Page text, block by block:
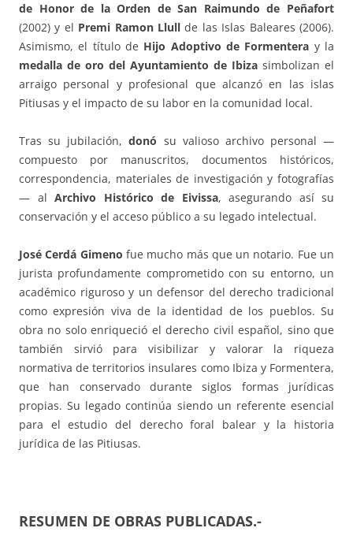
de Honor de la Orden de San Raimundo de Peñafort
(2002) y el Premi Ramon Llull de las Islas Baleares (2006).
Asimismo, el título de Hijo Adoptivo de Formentera y la
medalla de oro del Ayuntamiento de Ibiza simbolizan el
arraigo personal y profesional que alcanzó en las islas
Pitiusas y el impacto de su labor en la comunidad local.
Tras su jubilación,donó su valioso archivo personal —
compuesto por manuscritos, documentos históricos,
correspondencia, materiales de investigación y fotografías
— al Archivo Histórico de Eivissa, asegurando así su
conservación y el acceso público a su legado intelectual.
José Cerdá Gimeno fue mucho más que un notario. Fue un
jurista profundamente comprometido con su entorno, un
académico riguroso y un defensor del derecho tradicional
como expresión viva de la identidad de los pueblos. Su
obra no solo enriqueció el derecho civil español, sino que
también sirvió para visibilizar y valorar la riqueza
normativa de territorios insulares como Ibiza y Formentera,
que han conservado durante siglos formas jurídicas
propias. Su legado continúa siendo un referente esencial
para el estudio del derecho foral balear y la historia
jurídica de las Pitiusas.
RESUMEN DE OBRAS PUBLICADAS.-